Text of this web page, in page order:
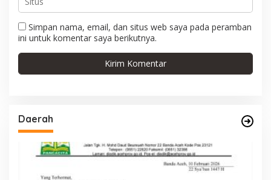
Simpan nama, email, dan situs web saya pada peramban
ini untuk komentar saya berikutnya.
Daerah